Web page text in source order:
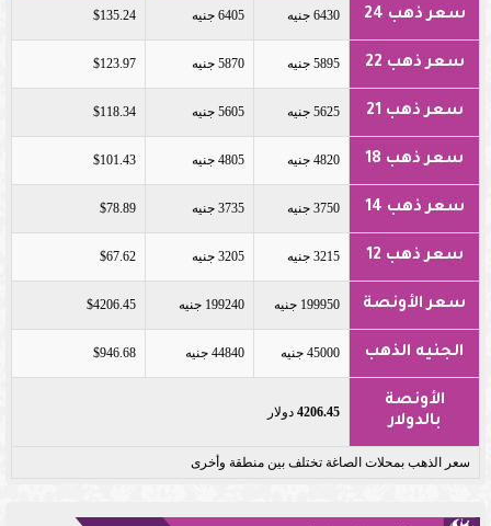
سعر ذهب 24 6430 جنيه 6405 جنيه $135.24
سعر ذهب 22 5895 جنيه 5870 جنيه $123.97
سعر ذهب 21 5625 جنيه 5605 جنيه $118.34
سعر ذهب 18 4820 جنيه 4805 جنيه $101.43
سعر ذهب 14 3750 جنيه 3735 جنيه $78.89
سعر ذهب 12 3215 جنيه 3205 جنيه $67.62
سعر الأونصة 199950 جنيه 199240 جنيه $4206.45
الجنيه الذهب 45000 جنيه 44840 جنيه $946.68
الأونصة
بالدولار
4206.45 دولار
سعر الذهب بمحلات الصاغة تختلف بين منطقة وأخرى